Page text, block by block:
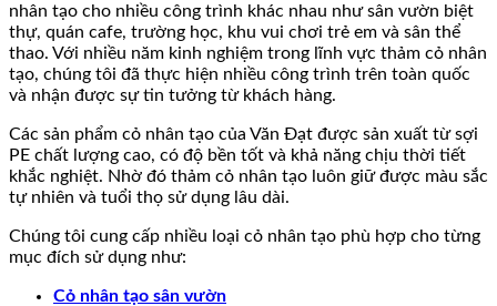
nhân tạo cho nhiều công trình khác nhau như sân vườn biệt
thự, quán cafe, trường học, khu vui chơi trẻ em và sân thể
thao. Với nhiều năm kinh nghiệm trong lĩnh vực thảm cỏ nhân
tạo, chúng tôi đã thực hiện nhiều công trình trên toàn quốc
và nhận được sự tin tưởng từ khách hàng.
Các sản phẩm cỏ nhân tạo của Văn Đạt được sản xuất từ sợi
PE chất lượng cao, có độ bền tốt và khả năng chịu thời tiết
khắc nghiệt. Nhờ đó thảm cỏ nhân tạo luôn giữ được màu sắc
tự nhiên và tuổi thọ sử dụng lâu dài.
Chúng tôi cung cấp nhiều loại cỏ nhân tạo phù hợp cho từng
mục đích sử dụng như:
Cỏ nhân tạo sân vườn